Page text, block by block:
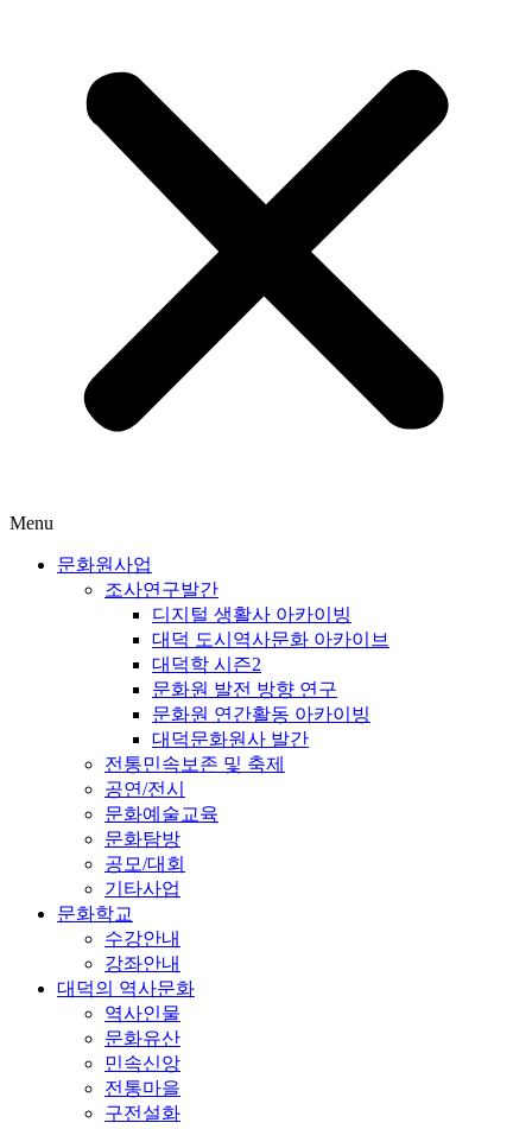
Menu
문화원사업
조사연구발간
디지털 생활사 아카이빙
대덕 도시역사문화 아카이브
대덕학 시즌2
문화원 발전 방향 연구
문화원 연간활동 아카이빙
대덕문화원사 발간
전통민속보존 및 축제
공연/전시
문화예술교육
문화탐방
공모/대회
기타사업
문화학교
수강안내
강좌안내
대덕의 역사문화
역사인물
문화유산
민속신앙
전통마을
구전설화